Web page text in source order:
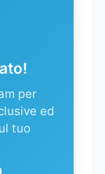
per
ed
tuo